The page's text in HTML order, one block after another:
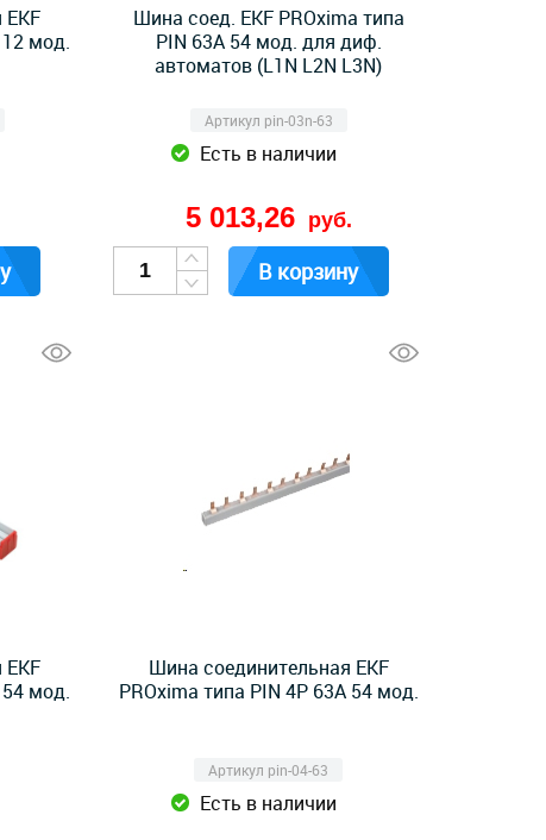
12 мод.
Шина соед. EKF PROxima типа
PIN 63A 54 мод. для диф.
автоматов (L1N L2N L3N)
Артикул pin-03n-63
Есть в наличии
5 013,26 руб.
В корзину
54 мод.
Шина соединительная EKF
PROxima типа PIN 4P 63А 54 мод.
Артикул pin-04-63
Есть в наличии